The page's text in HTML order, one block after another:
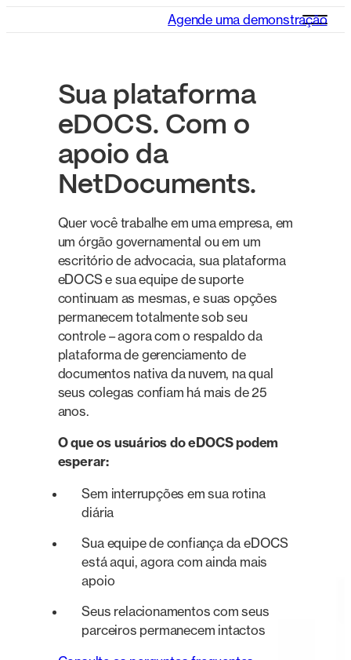
Agende uma demonstração
Sua plataforma
eDOCS. Com o
apoio da
NetDocuments.
Quer você trabalhe em uma empresa, em
um órgão governamental ou em um
escritório de advocacia, sua plataforma
eDOCS e sua equipe de suporte
continuam as mesmas, e suas opções
permanecem totalmente sob seu
controle – agora com o respaldo da
plataforma de gerenciamento de
documentos nativa da nuvem, na qual
seus colegas confiam há mais de 25
anos.
O que os usuários do eDOCS podem
esperar: ​
Sem interrupções em sua rotina
diária
Sua equipe de confiança da eDOCS
está aqui, agora com ainda mais
apoio
Seus relacionamentos com seus
parceiros permanecem intactos